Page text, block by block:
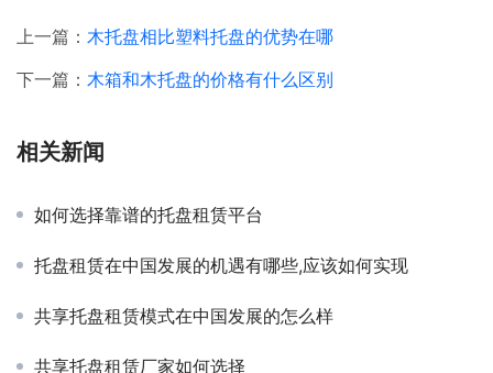
上一篇： 木托盘相比塑料托盘的优势在哪
下一篇： 木箱和木托盘的价格有什么区别
相关新闻
如何选择靠谱的托盘租赁平台
托盘租赁在中国发展的机遇有哪些,应该如何实现
共享托盘租赁模式在中国发展的怎么样
共享托盘租赁厂家如何选择